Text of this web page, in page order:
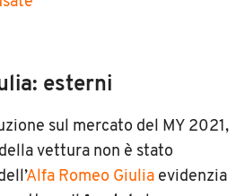
esterni
sul mercato del MY 2021,
vettura non è stato
Alfa Romeo Giulia evidenzia